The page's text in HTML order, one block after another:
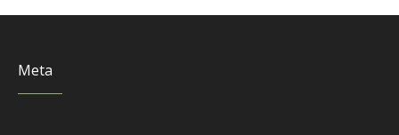
Meta